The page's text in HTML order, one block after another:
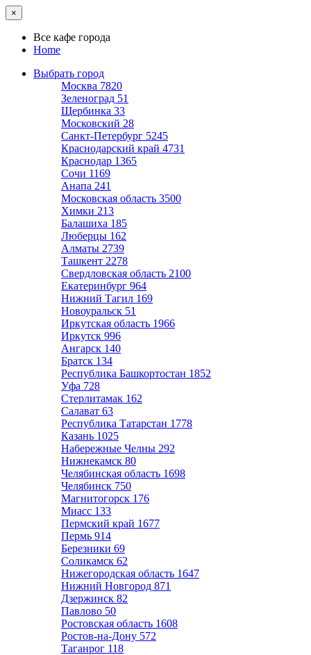
×
Все кафе города
Home
Выбрать город
Москва 7820
Зеленоград 51
Щербинка 33
Московский 28
Санкт-Петербург 5245
Краснодарский край 4731
Краснодар 1365
Сочи 1169
Анапа 241
Московская область 3500
Химки 213
Балашиха 185
Люберцы 162
Алматы 2739
Ташкент 2278
Свердловская область 2100
Екатеринбург 964
Нижний Тагил 169
Новоуральск 51
Иркутская область 1966
Иркутск 996
Ангарск 140
Братск 134
Республика Башкортостан 1852
Уфа 728
Стерлитамак 162
Салават 63
Республика Татарстан 1778
Казань 1025
Набережные Челны 292
Нижнекамск 80
Челябинская область 1698
Челябинск 750
Магнитогорск 176
Миасс 133
Пермский край 1677
Пермь 914
Березники 69
Соликамск 62
Нижегородская область 1647
Нижний Новгород 871
Дзержинск 82
Павлово 50
Ростовская область 1608
Ростов-на-Дону 572
Таганрог 118